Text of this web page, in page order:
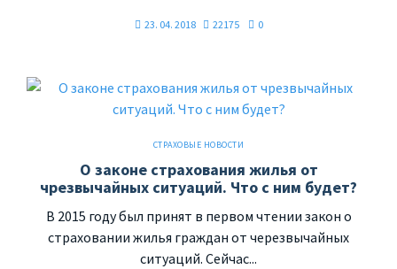
23. 04. 2018 22175 0
СТРАХОВЫЕ НОВОСТИ
О законе страхования жилья от
чрезвычайных ситуаций. Что с ним будет?
В 2015 году был принят в первом чтении закон о
страховании жилья граждан от черезвычайных
ситуаций. Сейчас...